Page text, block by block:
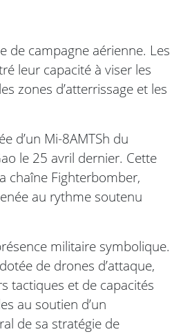
de campagne aérienne. Les
leur capacité à viser les
zones d’atterrissage et les
d’un Mi-8AMTSh du
le 25 avril dernier. Cette
chaîne Fighterbomber,
au rythme soutenu
militaire symbolique.
de drones d’attaque,
tactiques et de capacités
au soutien d’un
de sa stratégie de